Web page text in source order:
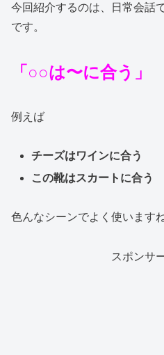
今回紹介するのは、日常会話
です。
「○○は〜に合う」
例えば
チーズはワインに合う
この靴はスカートに合う
色んなシーンでよく使いますね
スポンサ